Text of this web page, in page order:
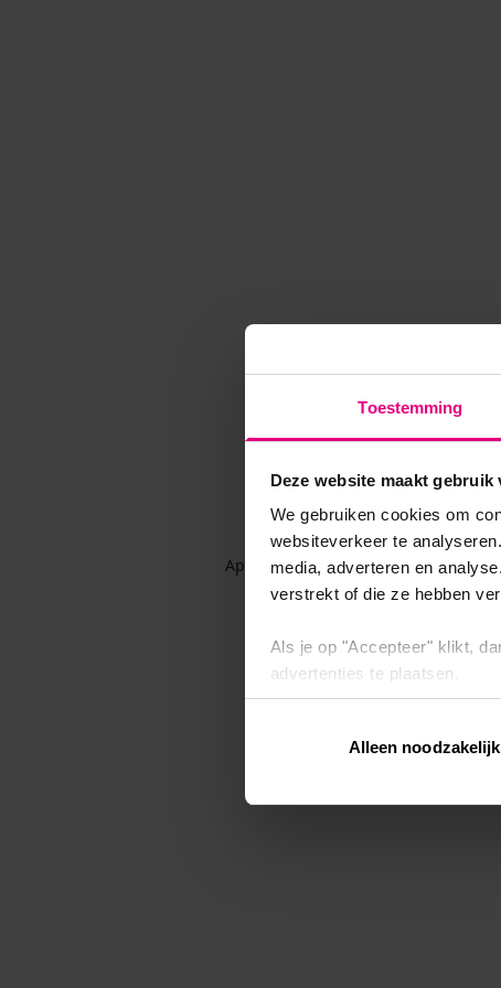
Toestemming
Deze website maakt gebruik
We gebruiken cookies om
websiteverkeer te
media, adverteren en
verstrekt of die ze hebben
Als je op "Accepteer" klikt,
advertenties te plaatsen.
Via "Cookie instellingen"
intrekken op ons
Alleen noodzakelijk
Application error: a client-side